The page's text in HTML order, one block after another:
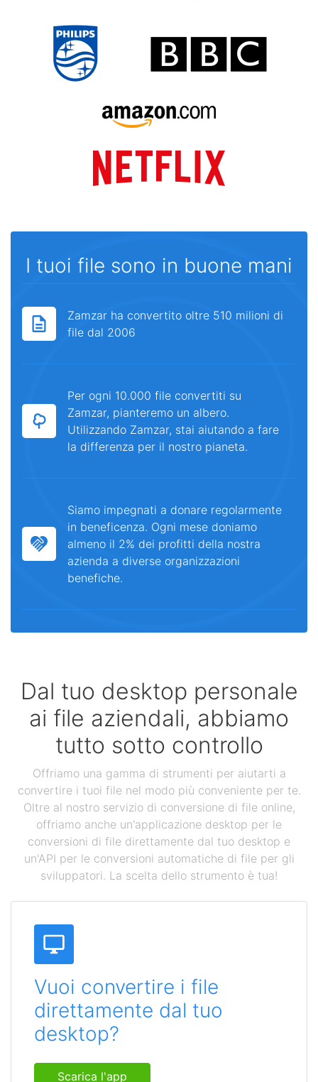
I tuoi file sono in buone mani
Zamzar ha convertito oltre 510 milioni di
file dal 2006
Per ogni 10.000 file convertiti su
Zamzar, pianteremo un albero.
Utilizzando Zamzar, stai aiutando a fare
la differenza per il nostro pianeta.
Siamo impegnati a donare regolarmente
in beneficenza. Ogni mese doniamo
almeno il 2% dei profitti della nostra
azienda a diverse organizzazioni
benefiche.
Dal tuo desktop personale
ai file aziendali, abbiamo
tutto sotto controllo
Offriamo una gamma di strumenti per aiutarti a
convertire i tuoi file nel modo più conveniente per te.
Oltre al nostro servizio di conversione di file online,
offriamo anche un'applicazione desktop per le
conversioni di file direttamente dal tuo desktop e
un'API per le conversioni automatiche di file per gli
sviluppatori. La scelta dello strumento è tua!
Vuoi convertire i file
direttamente dal tuo
desktop?
Scarica l'app